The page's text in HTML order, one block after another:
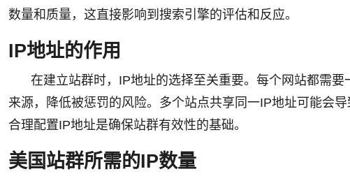
数量和质量，这直接影响到搜索引擎的评估和反应。
IP地址的作用
在建立站群时，IP地址的选择至关重要。每个网站都需
来源，降低被惩罚的风险。多个站点共享同一IP地址可能会
合理配置IP地址是确保站群有效性的基础。
美国站群所需的IP数量